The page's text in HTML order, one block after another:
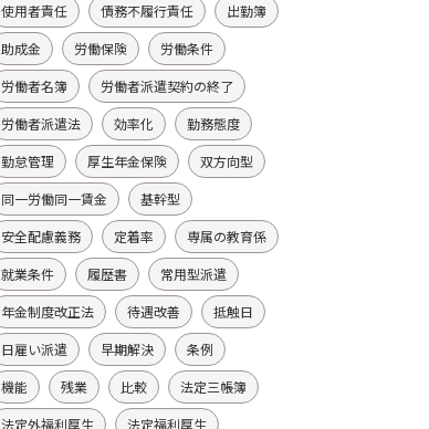
使用者責任
債務不履行責任
出勤簿
助成金
労働保険
労働条件
労働者名簿
労働者派遣契約の終了
労働者派遣法
効率化
勤務態度
勤怠管理
厚生年金保険
双方向型
同一労働同一賃金
基幹型
安全配慮義務
定着率
専属の教育係
就業条件
履歴書
常用型派遣
年金制度改正法
待遇改善
抵触日
日雇い派遣
早期解決
条例
機能
残業 比較
法定三帳簿
法定外福利厚生
法定福利厚生